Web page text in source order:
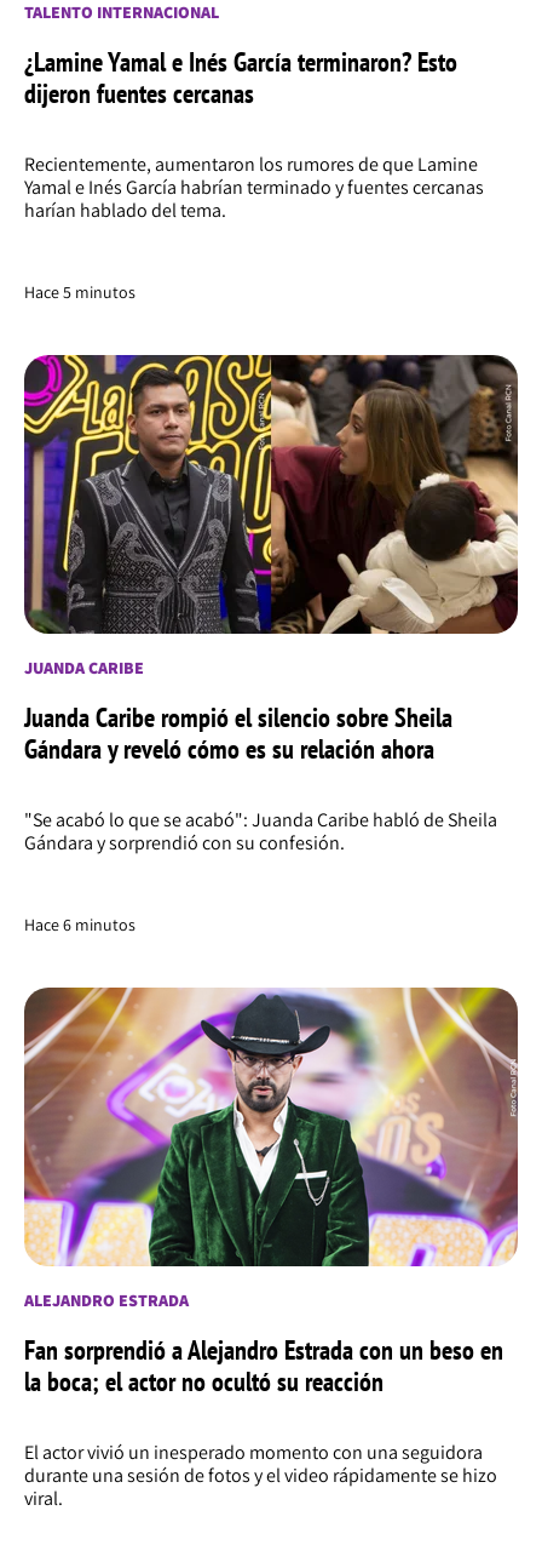
TALENTO INTERNACIONAL
¿Lamine Yamal e Inés García terminaron? Esto
dijeron fuentes cercanas
Recientemente, aumentaron los rumores de que Lamine
Yamal e Inés García habrían terminado y fuentes cercanas
harían hablado del tema.
Hace 5 minutos
JUANDA CARIBE
Juanda Caribe rompió el silencio sobre Sheila
Gándara y reveló cómo es su relación ahora
"Se acabó lo que se acabó": Juanda Caribe habló de Sheila
Gándara y sorprendió con su confesión.
Hace 6 minutos
ALEJANDRO ESTRADA
Fan sorprendió a Alejandro Estrada con un beso en
la boca; el actor no ocultó su reacción
El actor vivió un inesperado momento con una seguidora
durante una sesión de fotos y el video rápidamente se hizo
viral.